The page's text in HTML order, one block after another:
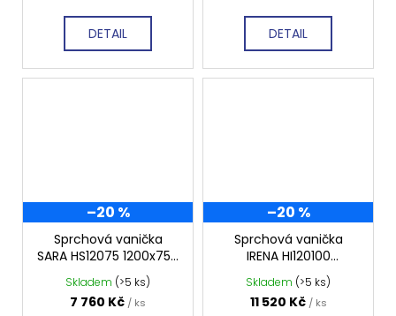
DETAIL DETAIL
–20 %
Sprchová vanička
SARA HS12075 1200x750
mm, hladká
Skladem (>5 ks)
7 760 Kč / ks
–20 %
Sprchová vanička
IRENA HI120100
1200x1000 mm, hladká
Skladem (>5 ks)
11 520 Kč / ks